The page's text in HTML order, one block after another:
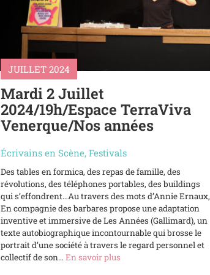
JUILLET 2024
Mardi 2 Juillet
2024/19h/Espace TerraViva
Venerque/Nos années
Écrivains en Scène, Festivals
Des tables en formica, des repas de famille, des
révolutions, des téléphones portables, des buildings
qui s’effondrent…Au travers des mots d’Annie Ernaux,
En compagnie des barbares propose une adaptation
inventive et immersive de Les Années (Gallimard), un
texte autobiographique incontournable qui brosse le
portrait d’une société à travers le regard personnel et
collectif de son… En savoir plus